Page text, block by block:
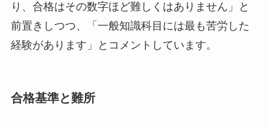
り、合格はその数字ほど難しくはありません」と
前置きしつつ、「一般知識科目には最も苦労した
経験があります」とコメントしています。
合格基準と難所